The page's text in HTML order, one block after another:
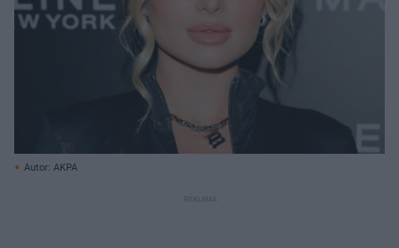
Autor: AKPA